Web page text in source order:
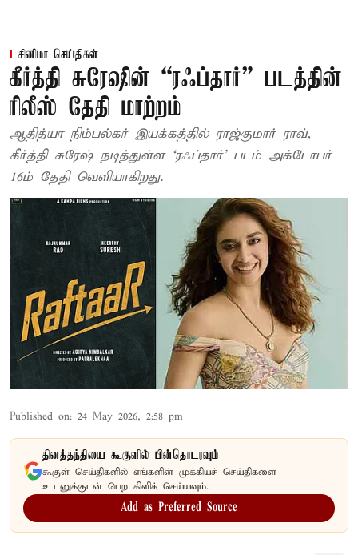
சினிமா செய்திகள்
கீர்த்தி சுரேஷின் “ரஃப்​தார்” படத்தின்
ரிலீஸ் தேதி மாற்றம்
ஆதித்யா நிம்​பல்​கர் இயக்கத்தில் ராஜ்கு​மார் ராவ்,
கீர்த்தி சுரேஷ் நடித்துள்ள ‘ரஃப்​தார்’ படம் அக்டோபர்
16ம் தேதி வெளியாகிறது.
Published on: 24 May 2026, 2:58 pm
தினத்தந்தியை கூகுளில் பின்தொடரவும்
கூகுள் செய்திகளில் எங்களின் முக்கியச் செய்திகளை
உடனுக்குடன் பெற கிளிக் செய்யவும்.
Add as Preferred Source